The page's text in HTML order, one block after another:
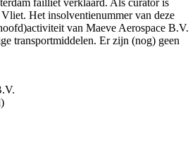
Het insolventienummer van deze
van Maeve Aerospace B.V.
transportmiddelen. Er zijn (nog) geen